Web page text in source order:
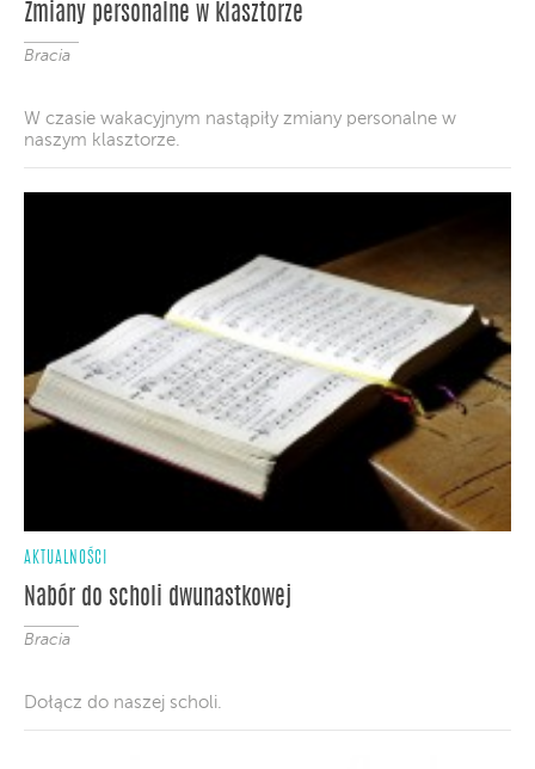
Zmiany personalne w klasztorze
Bracia
W czasie wakacyjnym nastąpiły zmiany personalne w
naszym klasztorze.
AKTUALNOŚCI
Nabór do scholi dwunastkowej
Bracia
Dołącz do naszej scholi.